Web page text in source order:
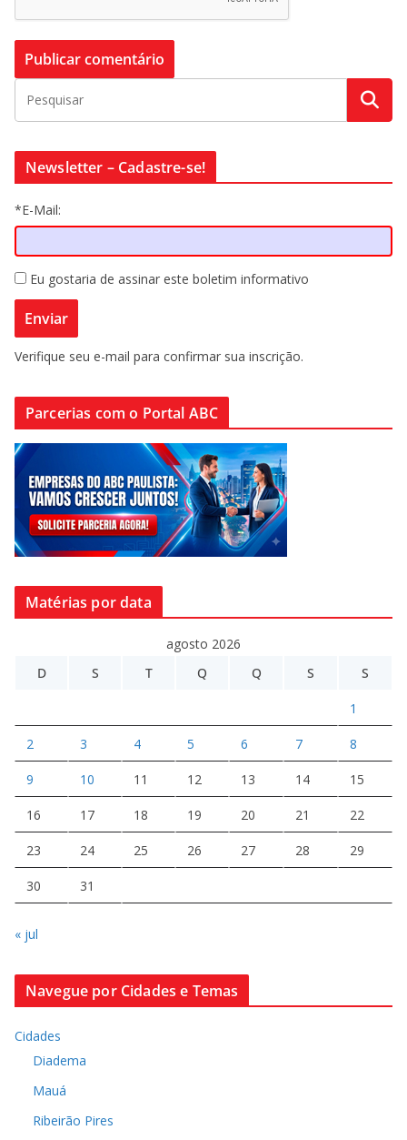
Newsletter – Cadastre-se!
*E-Mail:
Eu gostaria de assinar este boletim informativo
Verifique seu e-mail para confirmar sua inscrição.
Parcerias com o Portal ABC
Matérias por data
agosto 2026
D
S T Q Q S S
1
2 3 4 5 6 7 8
9 10 11 12 13 14 15
16 17 18 19 20 21 22
23 24 25 26 27 28 29
30 31
« jul
Navegue por Cidades e Temas
Cidades
Diadema
Mauá
Ribeirão Pires